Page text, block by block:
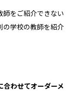
をご紹介できない
の学校の教師を紹介
合わせてオーダーメ